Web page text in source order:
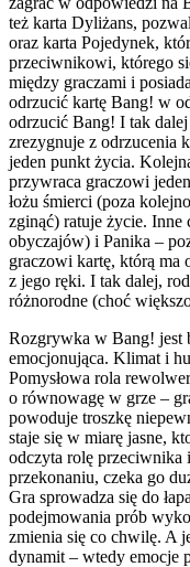
też karta Dyliżans,
oraz karta Pojedynek,
przeciwnikowi, którego
między graczami i
odrzucić kartę Bang! w
odrzucić Bang! I tak
zrezygnuje z odrzucenia
jeden punkt życia.
przywraca graczowi
łożu śmierci (poza
zginąć) ratuje życie.
obyczajów) i Panika –
graczowi kartę, którą
z jego ręki. I tak dalej,
różnorodne (choć
Rozgrywka w Bang! jest
emocjonująca. Klimat i
Pomysłowa rola
o równowagę w grze –
powoduje troszkę
staje się w miarę jasne,
odczyta rolę przeciwnika
przekonaniu, czeka go
Gra sprowadza się do
podejmowania prób
zmienia się co chwilę. A
dynamit – wtedy emocje